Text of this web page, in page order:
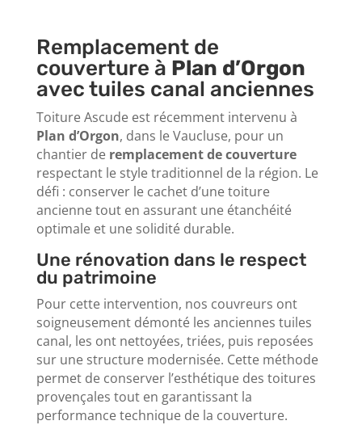
Remplacement de
couverture à Plan d’Orgon
avec tuiles canal anciennes
Toiture Ascude est récemment intervenu à
Plan d’Orgon, dans le Vaucluse, pour un
chantier de remplacement de couverture
respectant le style traditionnel de la région. Le
défi : conserver le cachet d’une toiture
ancienne tout en assurant une étanchéité
optimale et une solidité durable.
Une rénovation dans le respect
du patrimoine
Pour cette intervention, nos couvreurs ont
soigneusement démonté les anciennes tuiles
canal, les ont nettoyées, triées, puis reposées
sur une structure modernisée. Cette méthode
permet de conserver l’esthétique des toitures
provençales tout en garantissant la
performance technique de la couverture.